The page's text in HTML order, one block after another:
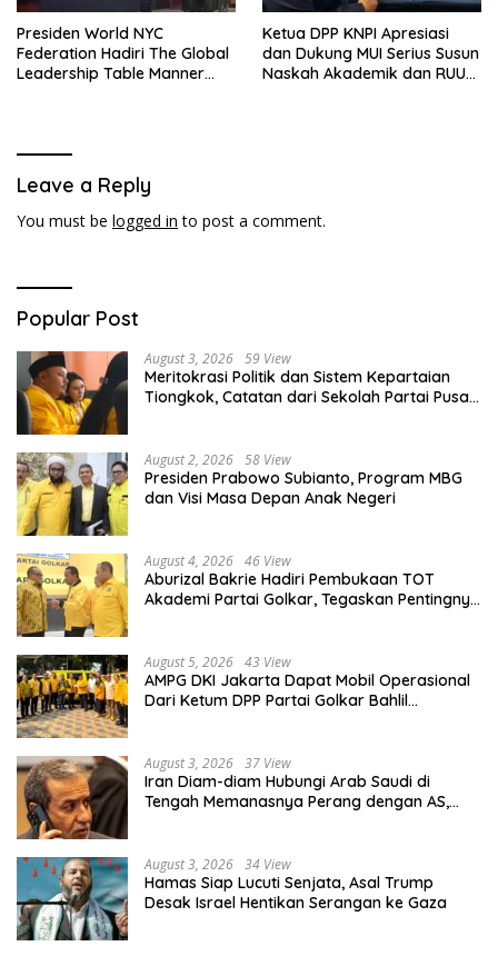
Presiden World NYC
Federation Hadiri The Global
Leadership Table Manner
Ketua DPP KNPI Apresiasi
dan Dukung MUI Serius Susun
Naskah Akademik dan RUU
Leave a Reply
You must be logged in to post a comment.
Popular Post
August 3, 2026 59 View
Meritokrasi Politik dan Sistem Kepartaian
Tiongkok, Catatan dari Sekolah Partai Pusat
August 2, 2026 58 View
Presiden Prabowo Subianto, Program MBG
dan Visi Masa Depan Anak Negeri
August 4, 2026 46 View
Aburizal Bakrie Hadiri Pembukaan TOT
Akademi Partai Golkar, Tegaskan Pentingnya
August 5, 2026 43 View
AMPG DKI Jakarta Dapat Mobil Operasional
Dari Ketum DPP Partai Golkar Bahlil
August 3, 2026 37 View
Iran Diam-diam Hubungi Arab Saudi di
Tengah Memanasnya Perang dengan AS,
August 3, 2026 34 View
Hamas Siap Lucuti Senjata, Asal Trump
Desak Israel Hentikan Serangan ke Gaza